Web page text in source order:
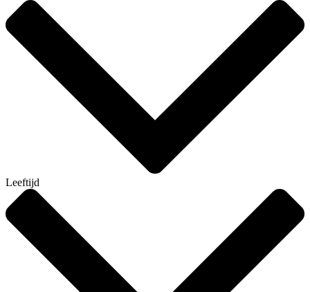
Leeftijd